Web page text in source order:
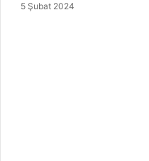
5 Şubat 2024